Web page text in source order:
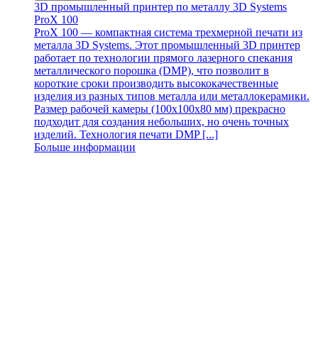
3D промышленный принтер по металлу 3D Systems
ProX 100
ProX 100 — компактная система трехмерной печати из
металла 3D Systems. Этот промышленный 3D принтер
работает по технологии прямого лазерного спекания
металлического порошка (DMP), что позволит в
короткие сроки производить высококачественные
изделия из разных типов металла или металлокерамики.
Размер рабочей камеры (100х100х80 мм) прекрасно
подходит для создания небольших, но очень точных
изделий. Технология печати DMP [...]
Больше информации